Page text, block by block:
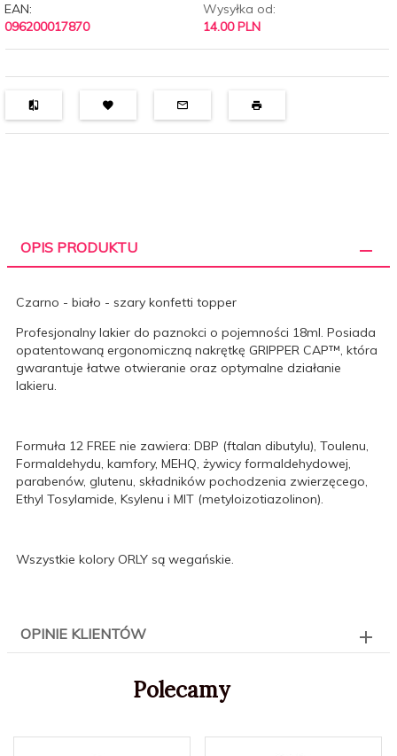
EAN:
096200017870
Wysyłka od:
14.00 PLN
OPIS PRODUKTU
Czarno - biało - szary konfetti topper
Profesjonalny lakier do paznokci o pojemności 18ml. Posiada
opatentowaną ergonomiczną nakrętkę GRIPPER CAP™, która
gwarantuje łatwe otwieranie oraz optymalne działanie
lakieru.
Formuła 12 FREE nie zawiera: DBP (ftalan dibutylu), Toulenu,
Formaldehydu, kamfory, MEHQ, żywicy formaldehydowej,
parabenów, glutenu, składników pochodzenia zwierzęcego,
Ethyl Tosylamide, Ksylenu i MIT (metyloizotiazolinon).
Wszystkie kolory ORLY są wegańskie.
OPINIE KLIENTÓW
Polecamy